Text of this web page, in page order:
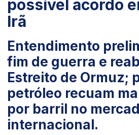
possível acordo
Irã
Entendimento
fim de guerra e
Estreito de Ormuz;
petróleo recuam
por barril no
internacional.